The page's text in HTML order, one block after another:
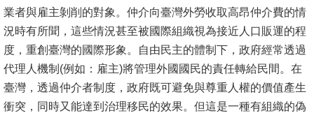
業者與雇主剝削的對象。仲介向臺灣外勞收取高昂仲介費的情
況時有所聞，這些情況甚至被國際組織視為接近人口販運的程
度，重創臺灣的國際形象。自由民主的體制下，政府經常透過
代理人機制(例如：雇主)將管理外國國民的責任轉給民間。在
臺灣，透過仲介者制度，政府既可避免與尊重人權的價值產生
衝突，同時又能達到治理移民的效果。但這是一種有組織的偽